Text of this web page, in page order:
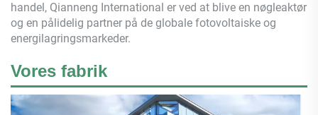
handel, Qianneng International er ved at blive en nøgleaktør
og en pålidelig partner på de globale fotovoltaiske og
energilagringsmarkeder.
Vores fabrik